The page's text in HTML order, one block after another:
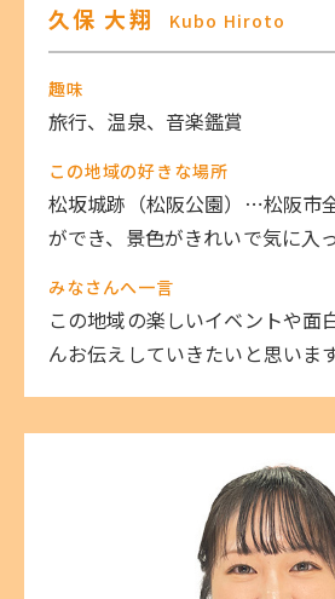
久保 大翔 Kubo Hiroto
趣味
旅行、温泉、音楽鑑賞
この地域の好きな場所
松坂城跡（松阪公園）⋯松阪市
ができ、景色がきれいで気に入
みなさんへ一言
この地域の楽しいイベントや面
んお伝えしていきたいと思います